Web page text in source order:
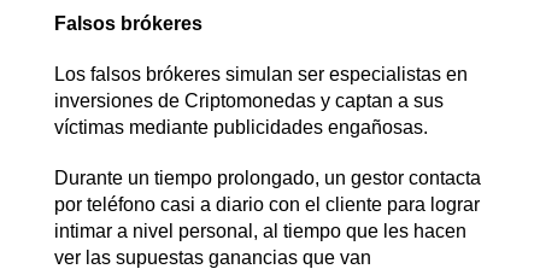
Falsos brókeres
Los falsos brókeres simulan ser especialistas en
inversiones de Criptomonedas y captan a sus
víctimas mediante publicidades engañosas.
Durante un tiempo prolongado, un gestor contacta
por teléfono casi a diario con el cliente para lograr
intimar a nivel personal, al tiempo que les hacen
ver las supuestas ganancias que van